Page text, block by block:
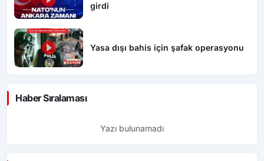
girdi
Yasa dışı bahis için şafak operasyonu
Haber Sıralaması
Yazı bulunamadı